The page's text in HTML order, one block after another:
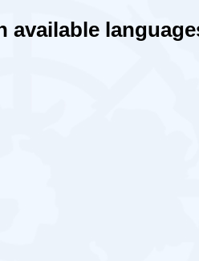
available